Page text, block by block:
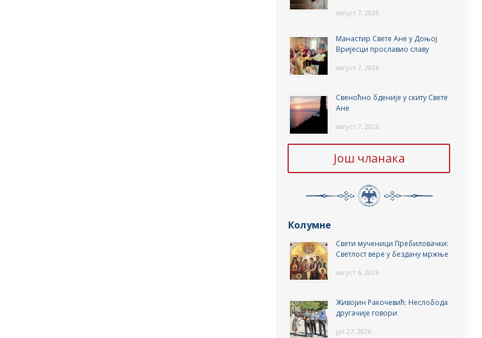
август 7, 2026
Манастир Свете Ане у Доњој
Вријесци прославио славу
август 7, 2026
Свеноћно бденије у скиту Свете
Ане
август 7, 2026
Још чланака
Колумне
Свети мученици Пребиловачки:
Светлост вере у бездану мржње
август 6, 2026
Живојин Ракочевић: Неслобода
другачије говори
јул 27, 2026